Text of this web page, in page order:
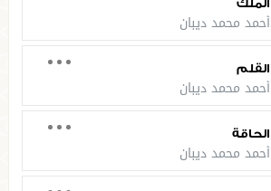
الملك
أحمد محمد ديبان
القلم
أحمد محمد ديبان
الحاقة
أحمد محمد ديبان